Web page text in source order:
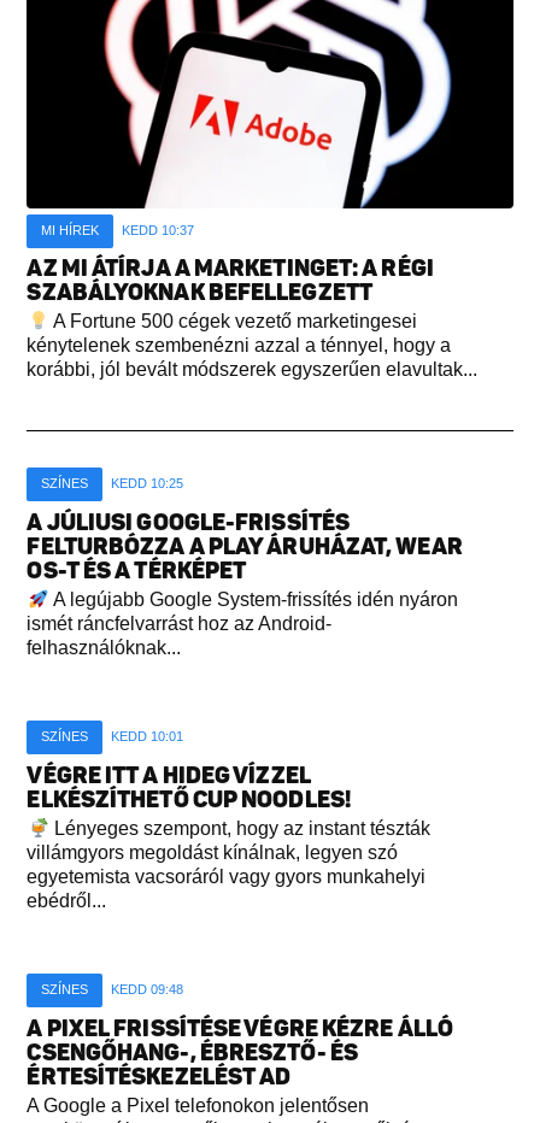
MI HÍREK KEDD 10:37
AZ MI ÁTÍRJA A MARKETINGET: A RÉGI
SZABÁLYOKNAK BEFELLEGZETT
A Fortune 500 cégek vezető marketingesei
kénytelenek szembenézni azzal a ténnyel, hogy a
korábbi, jól bevált módszerek egyszerűen elavultak...
SZÍNES KEDD 10:25
A JÚLIUSI GOOGLE-FRISSÍTÉS
FELTURBÓZZA A PLAY ÁRUHÁZAT, WEAR
OS-T ÉS A TÉRKÉPET
A legújabb Google System-frissítés idén nyáron
ismét ráncfelvarrást hoz az Android-
felhasználóknak...
SZÍNES KEDD 10:01
VÉGRE ITT A HIDEG VÍZZEL
ELKÉSZÍTHETŐ CUP NOODLES!
Lényeges szempont, hogy az instant tészták
villámgyors megoldást kínálnak, legyen szó
egyetemista vacsoráról vagy gyors munkahelyi
ebédről...
SZÍNES KEDD 09:48
A PIXEL FRISSÍTÉSE VÉGRE KÉZRE ÁLLÓ
CSENGŐHANG-, ÉBRESZTŐ- ÉS
ÉRTESÍTÉSKEZELÉST AD
A Google a Pixel telefonokon jelentősen